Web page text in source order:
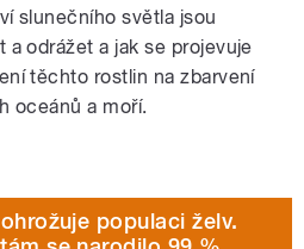
slunečního světla jsou
odrážet a jak se projevuje
těchto rostlin na zbarvení
oceánů a moří.
populaci želv.